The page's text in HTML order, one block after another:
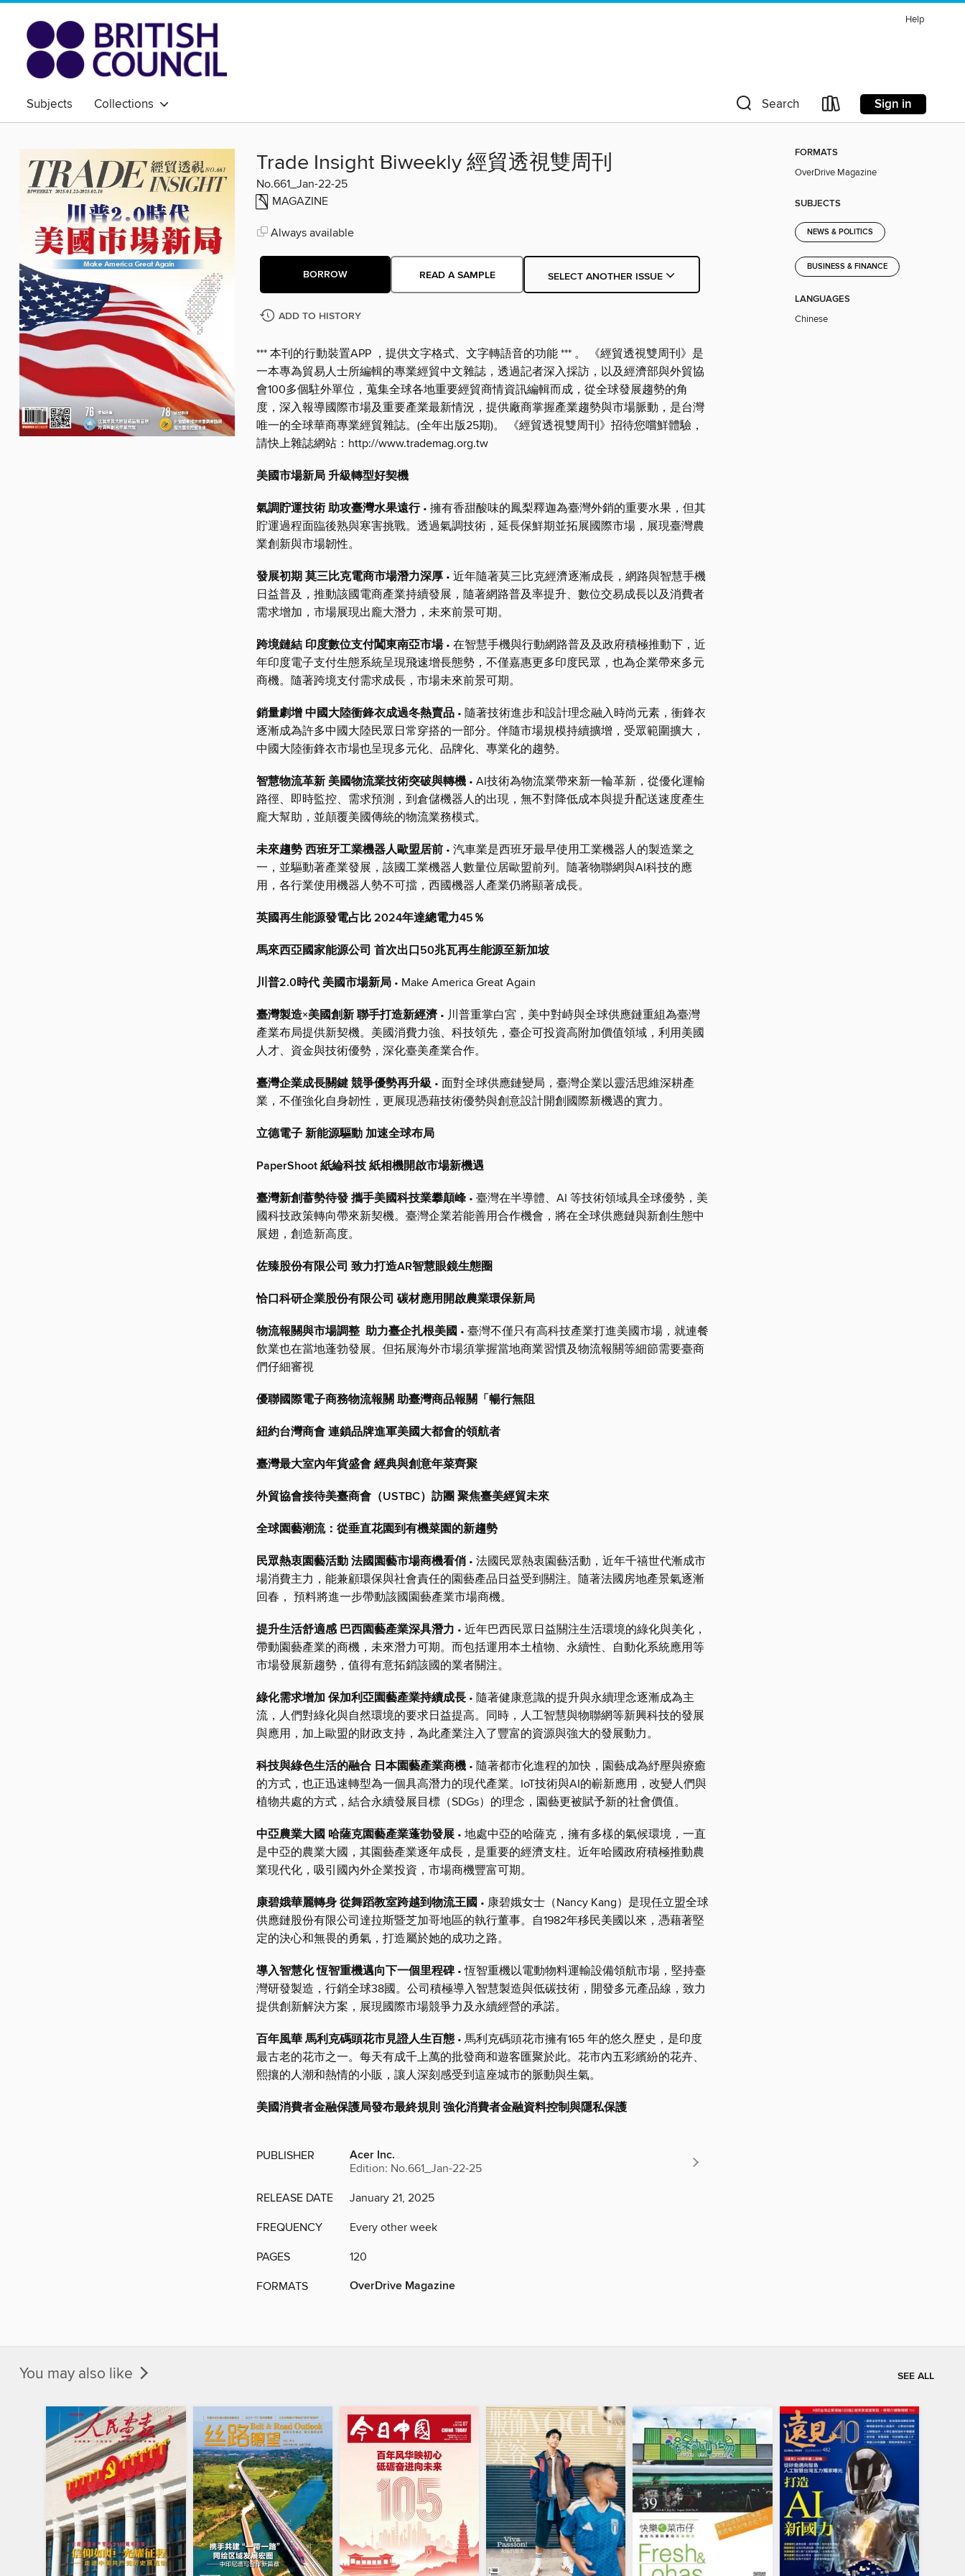
Help
Subjects Collections Search Sign in
Trade Insight Biweekly 經貿透視雙周刊
No.661_Jan-22-25
MAGAZINE
Always available
BORROW READ A SAMPLE SELECT ANOTHER ISSUE
ADD TO HISTORY
*** 本刊的行動裝置APP ，提供文字格式、文字轉語音的功能 *** 。 《經貿透視雙周刊》是
一本專為貿易人士所編輯的專業經貿中文雜誌，透過記者深入採訪，以及經濟部與外貿協
會100多個駐外單位，蒐集全球各地重要經貿商情資訊編輯而成，從全球發展趨勢的角
度，深入報導國際市場及重要產業最新情況，提供廠商掌握產業趨勢與市場脈動，是台灣
唯一的全球華商專業經貿雜誌。(全年出版25期)。 《經貿透視雙周刊》招待您嚐鮮體驗，
請快上雜誌網站：http://www.trademag.org.tw
美國市場新局 升級轉型好契機
氣調貯運技術 助攻臺灣水果遠行• 擁有香甜酸味的鳳梨釋迦為臺灣外銷的重要水果，但其
貯運過程面臨後熟與寒害挑戰。透過氣調技術，延長保鮮期並拓展國際市場，展現臺灣農
業創新與市場韌性。
發展初期 莫三比克電商市場潛力深厚 • 近年隨著莫三比克經濟逐漸成長，網路與智慧手機
日益普及，推動該國電商產業持續發展，隨著網路普及率提升、數位交易成長以及消費者
需求增加，市場展現出龐大潛力，未來前景可期。
跨境鏈結 印度數位支付闖東南亞市場• 在智慧手機與行動網路普及及政府積極推動下，近
年印度電子支付生態系統呈現飛速增長態勢，不僅嘉惠更多印度民眾，也為企業帶來多元
商機。隨著跨境支付需求成長，市場未來前景可期。
銷量劇增 中國大陸衝鋒衣成過冬熱賣品 • 隨著技術進步和設計理念融入時尚元素，衝鋒衣
逐漸成為許多中國大陸民眾日常穿搭的一部分。伴隨市場規模持續擴增，受眾範圍擴大，
中國大陸衝鋒衣市場也呈現多元化、品牌化、專業化的趨勢。
智慧物流革新 美國物流業技術突破與轉機 • AI技術為物流業帶來新一輪革新，從優化運輸
路徑、即時監控、需求預測，到倉儲機器人的出現，無不對降低成本與提升配送速度產生
龐大幫助，並顛覆美國傳統的物流業務模式。
未來趨勢 西班牙工業機器人歐盟居前 • 汽車業是西班牙最早使用工業機器人的製造業之
一，並驅動著產業發展，該國工業機器人數量位居歐盟前列。隨著物聯網與AI科技的應
用，各行業使用機器人勢不可擋，西國機器人產業仍將顯著成長。
英國再生能源發電占比 2024年達總電力45％
馬來西亞國家能源公司 首次出口50兆瓦再生能源至新加坡
川普2.0時代 美國市場新局 • Make America Great Again
臺灣製造×美國創新 聯手打造新經濟• 川普重掌白宮，美中對峙與全球供應鏈重組為臺灣
產業布局提供新契機。美國消費力強、科技領先，臺企可投資高附加價值領域，利用美國
人才、資金與技術優勢，深化臺美產業合作。
臺灣企業成長關鍵 競爭優勢再升級 • 面對全球供應鏈變局，臺灣企業以靈活思維深耕產
業，不僅強化自身韌性，更展現憑藉技術優勢與創意設計開創國際新機遇的實力。
立德電子 新能源驅動 加速全球布局
PaperShoot 紙綸科技 紙相機開啟市場新機遇
臺灣新創蓄勢待發 攜手美國科技業攀顛峰 • 臺灣在半導體、AI 等技術領域具全球優勢，美
國科技政策轉向帶來新契機。臺灣企業若能善用合作機會，將在全球供應鏈與新創生態中
展翅，創造新高度。
佐臻股份有限公司 致力打造AR智慧眼鏡生態圈
恰口科研企業股份有限公司 碳材應用開啟農業環保新局
物流報關與市場調整 助力臺企扎根美國 • 臺灣不僅只有高科技產業打進美國市場，就連餐
飲業也在當地蓬勃發展。但拓展海外市場須掌握當地商業習慣及物流報關等細節需要臺商
們仔細審視
優聯國際電子商務物流報關 助臺灣商品報關「暢行無阻
紐約台灣商會 連鎖品牌進軍美國大都會的領航者
臺灣最大室內年貨盛會 經典與創意年菜齊聚
外貿協會接待美臺商會（USTBC）訪團 聚焦臺美經貿未來
全球園藝潮流：從垂直花園到有機菜園的新趨勢
民眾熱衷園藝活動 法國園藝市場商機看俏 • 法國民眾熱衷園藝活動，近年千禧世代漸成市
場消費主力，能兼顧環保與社會責任的園藝產品日益受到關注。隨著法國房地產景氣逐漸
回春， 預料將進一步帶動該國園藝產業市場商機。
提升生活舒適感 巴西園藝產業深具潛力 • 近年巴西民眾日益關注生活環境的綠化與美化，
帶動園藝產業的商機，未來潛力可期。而包括運用本土植物、永續性、自動化系統應用等
市場發展新趨勢，值得有意拓銷該國的業者關注。
綠化需求增加 保加利亞園藝產業持續成長 • 隨著健康意識的提升與永續理念逐漸成為主
流，人們對綠化與自然環境的要求日益提高。同時，人工智慧與物聯網等新興科技的發展
與應用，加上歐盟的財政支持，為此產業注入了豐富的資源與強大的發展動力。
科技與綠色生活的融合 日本園藝產業商機 • 隨著都市化進程的加快，園藝成為紓壓與療癒
的方式，也正迅速轉型為一個具高潛力的現代產業。IoT技術與AI的嶄新應用，改變人們與
植物共處的方式，結合永續發展目標（SDGs）的理念，園藝更被賦予新的社會價值。
中亞農業大國 哈薩克園藝產業蓬勃發展 • 地處中亞的哈薩克，擁有多樣的氣候環境，一直
是中亞的農業大國，其園藝產業逐年成長，是重要的經濟支柱。近年哈國政府積極推動農
業現代化，吸引國內外企業投資，市場商機豐富可期。
康碧娥華麗轉身 從舞蹈教室跨越到物流王國 • 康碧娥女士（Nancy Kang）是現任立盟全球
供應鏈股份有限公司達拉斯暨芝加哥地區的執行董事。自1982年移民美國以來，憑藉著堅
定的決心和無畏的勇氣，打造屬於她的成功之路。
導入智慧化 恆智重機邁向下一個里程碑• 恆智重機以電動物料運輸設備領航市場，堅持臺
灣研發製造，行銷全球38國。公司積極導入智慧製造與低碳技術，開發多元產品線，致力
提供創新解決方案，展現國際市場競爭力及永續經營的承諾。
百年風華 馬利克碼頭花市見證人生百態• 馬利克碼頭花市擁有165 年的悠久歷史，是印度
最古老的花市之一。每天有成千上萬的批發商和遊客匯聚於此。花市內五彩繽紛的花卉、
熙攘的人潮和熱情的小販，讓人深刻感受到這座城市的脈動與生氣。
美國消費者金融保護局發布最終規則 強化消費者金融資料控制與隱私保護
PUBLISHER Acer Inc.
Edition: No.661_Jan-22-25
RELEASE DATE January 21, 2025
FREQUENCY Every other week
PAGES 120
FORMATS OverDrive Magazine
FORMATS
OverDrive Magazine
SUBJECTS
NEWS & POLITICS
BUSINESS & FINANCE
LANGUAGES
Chinese
You may also like SEE ALL